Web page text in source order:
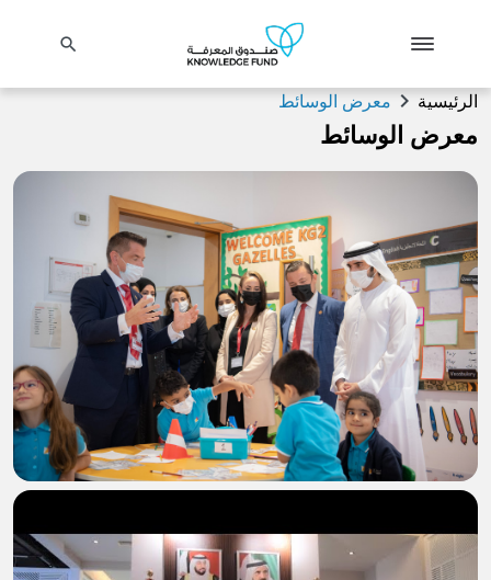
search
الرئيسية chevron_right معرض الوسائط
معرض الوسائط